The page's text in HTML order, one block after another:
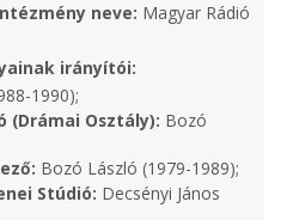
neve: Magyar Rádió
irányítói:
1990);
Osztály): Bozó
Bozó László (1979-1989);
Stúdió: Decsényi János